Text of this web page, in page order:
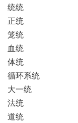
统统
正统
笼统
血统
体统
循环系统
大一统
法统
道统